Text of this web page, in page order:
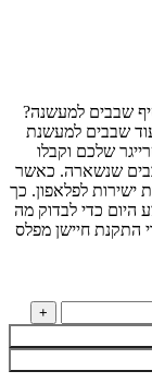
שבבים למעשנה?
שבבים למעשנת
שלכם וקבלו
שנשארה. כאשר
התראות ישירות לפלאפון. כך
היום כדי לבדוק מה
התקנת חיישן מפלס